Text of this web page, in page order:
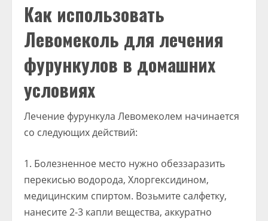
Как использовать
Левомеколь для лечения
фурункулов в домашних
условиях
Лечение фурункула Левомеколем начинается
со следующих действий:
Болезненное место нужно обеззаразить
перекисью водорода, Хлоргексидином,
медицинским спиртом. Возьмите салфетку,
нанесите 2-3 капли вещества, аккуратно